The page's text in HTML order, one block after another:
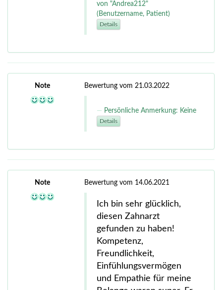
von "Andrea212"
(Benutzername, Patient)
Details
Note Bewertung vom 21.03.2022
Persönliche Anmerkung: Keine
Details
Note Bewertung vom 14.06.2021
Ich bin sehr glücklich,
diesen Zahnarzt
gefunden zu haben!
Kompetenz,
Freundlichkeit,
Einfühlungsvermögen
und Empathie für meine